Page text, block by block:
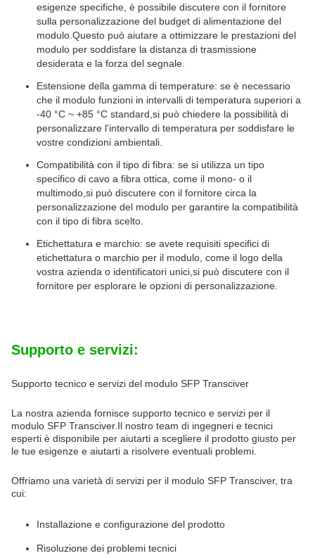
esigenze specifiche, è possibile discutere con il fornitore
sulla personalizzazione del budget di alimentazione del
modulo.Questo può aiutare a ottimizzare le prestazioni del
modulo per soddisfare la distanza di trasmissione
desiderata e la forza del segnale.
Estensione della gamma di temperature: se è necessario
che il modulo funzioni in intervalli di temperatura superiori a
-40 °C ~ +85 °C standard,si può chiedere la possibilità di
personalizzare l'intervallo di temperatura per soddisfare le
vostre condizioni ambientali.
Compatibilità con il tipo di fibra: se si utilizza un tipo
specifico di cavo a fibra ottica, come il mono- o il
multimodo,si può discutere con il fornitore circa la
personalizzazione del modulo per garantire la compatibilità
con il tipo di fibra scelto.
Etichettatura e marchio: se avete requisiti specifici di
etichettatura o marchio per il modulo, come il logo della
vostra azienda o identificatori unici,si può discutere con il
fornitore per esplorare le opzioni di personalizzazione.
Supporto e servizi:
Supporto tecnico e servizi del modulo SFP Transciver
La nostra azienda fornisce supporto tecnico e servizi per il
modulo SFP Transciver.Il nostro team di ingegneri e tecnici
esperti è disponibile per aiutarti a scegliere il prodotto giusto per
le tue esigenze e aiutarti a risolvere eventuali problemi.
Offriamo una varietà di servizi per il modulo SFP Transciver, tra
cui:
Installazione e configurazione del prodotto
Risoluzione dei problemi tecnici